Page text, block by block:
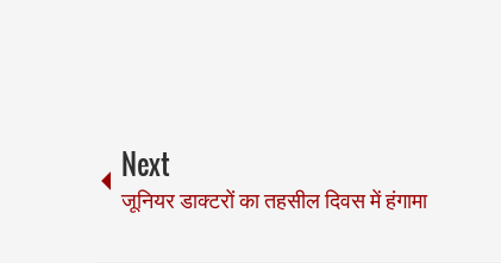
Next
जूनियर डाक्टरों का तहसील दिवस में हंगामा